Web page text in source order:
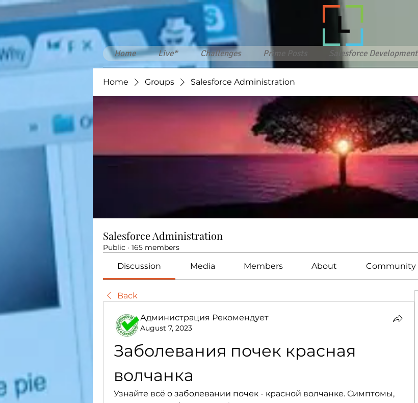
Home Live* Challenges Prime Posts Salesforce Development
Home Groups Salesforce Administration
Salesforce Administration
Public · 165 members
Discussion Media Members About Community
Back
Администрация Рекомендует
August 7, 2023
Заболевания почек красная
волчанка
Узнайте всё о заболевании почек - красной волчанке. Симптомы,